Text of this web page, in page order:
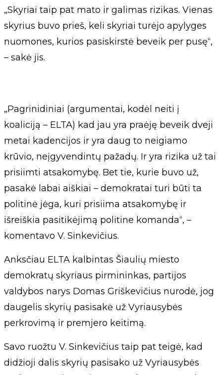
„Skyriai taip pat mato ir galimas rizikas. Vienas
skyrius buvo prieš, keli skyriai turėjo apylyges
nuomones, kurios pasiskirstė beveik per pusę“,
– sakė jis.
„Pagrinidiniai (argumentai, kodėl neiti į
koaliciją – ELTA) kad jau yra praėję beveik dveji
metai kadencijos ir yra daug to neigiamo
krūvio, neįgyvendintų pažadų. Ir yra rizika už tai
prisiimti atsakomybę. Bet tie, kurie buvo už,
pasakė labai aiškiai – demokratai turi būti ta
politinė jėga, kuri prisiima atsakomybę ir
išreiškia pasitikėjimą politine komanda“, –
komentavo V. Sinkevičius.
Anksčiau ELTA kalbintas Šiaulių miesto
demokratų skyriaus pirmininkas, partijos
valdybos narys Domas Griškevičius nurodė, jog
daugelis skyrių pasisakė už Vyriausybės
perkrovimą ir premjero keitimą.
Savo ruožtu V. Sinkevičius taip pat teigė, kad
didžioji dalis skyrių pasisako už Vyriausybės